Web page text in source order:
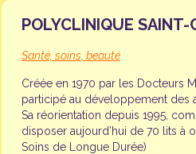
POLYCLINIQUE
Santé, soins, beauté
Créée en 1970 par les Docteurs
participé au développement des
Sa réorientation depuis 1995,
disposer aujourd’hui de 70 lits à
Soins de Longue Durée)